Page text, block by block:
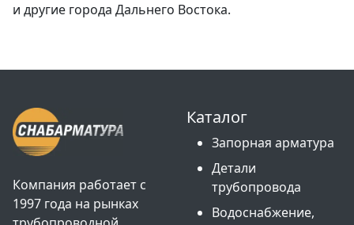
и другие города Дальнего Востока.
Компания работает с
1997 года на рынках
Каталог
Запорная арматура
Детали
трубопровода
Водоснабжение,